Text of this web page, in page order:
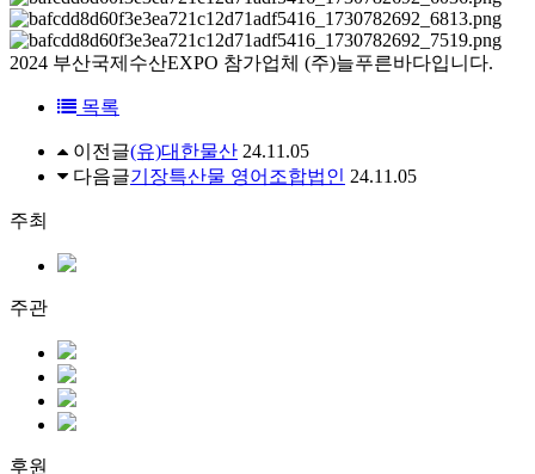
2024 부산국제수산EXPO 참가업체 (주)늘푸른바다입니다.
목록
이전글(유)대한물산 24.11.05
다음글기장특산물 영어조합법인 24.11.05
주최
주관
후원